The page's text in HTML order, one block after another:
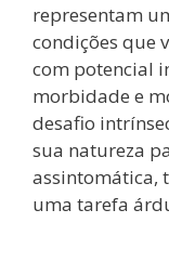
representam
condições que
com potencial
morbidade e
desafio
sua natureza
assintomática,
uma tarefa